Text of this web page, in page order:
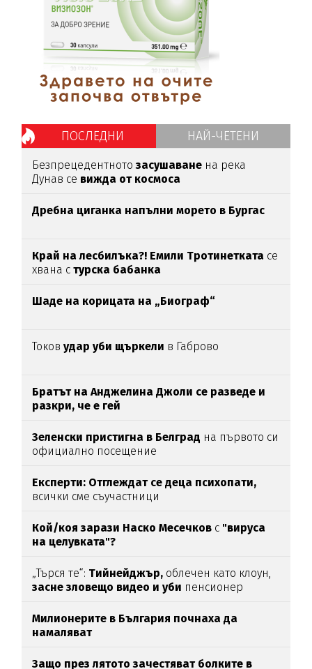
ПОСЛЕДНИ НАЙ-ЧЕТЕНИ
Безпрецедентнотозасушаване на река
Дунав се вижда от космоса
Дребна циганка напълни морето в Бургас
Край на лесбилъка?! Емили Тротинетката се
хвана с турска бабанка
Шаде на корицата на „Биограф“
Токовудар уби щъркели в Габрово
Братът на Анджелина Джоли се разведе и
разкри, че е гей
Зеленски пристигна в Белград на първото си
официално посещение
Експерти: Отглеждат се деца психопати,
всички сме съучастници
Кой/коя зарази Наско Месечков с "вируса
на целувката"?
„Търся те“: Тийнейджър, облечен като клоун,
засне зловещо видео и уби пенсионер
Милионерите в България почнаха да
намаляват
Защо през лятото зачестяват болките в